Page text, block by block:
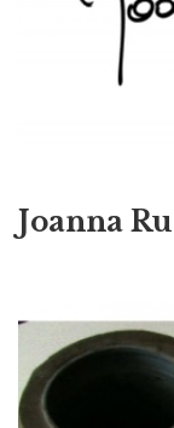
Joanna